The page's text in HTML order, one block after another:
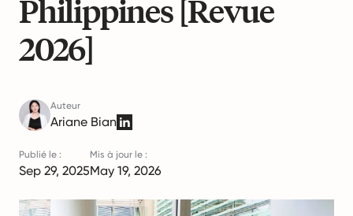
Philippines [Revue
2026]
Auteur
Ariane Bian
Publié le :
Sep 29, 2025
Mis à jour le :
May 19, 2026